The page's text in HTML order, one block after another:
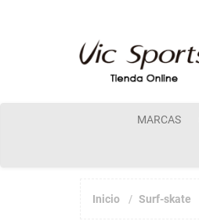
MARCAS
Inicio Surf-skate